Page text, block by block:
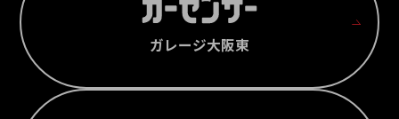
ガレージ大阪東